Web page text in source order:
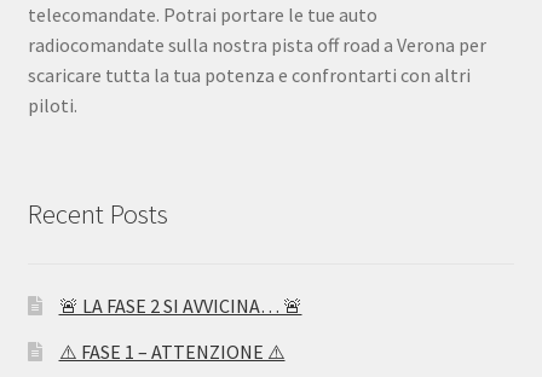
telecomandate. Potrai portare le tue auto
radiocomandate sulla nostra pista off road a Verona per
scaricare tutta la tua potenza e confrontarti con altri
piloti.
Recent Posts
🚨 LA FASE 2 SI AVVICINA… 🚨
⚠️ FASE 1 – ATTENZIONE ⚠️